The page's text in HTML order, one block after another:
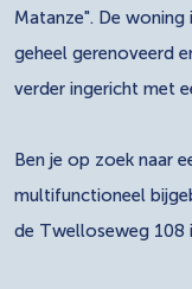
Matanze". De
geheel gerenoveerd
verder ingericht met
Ben je op zoek naar
multifunctioneel
de Twelloseweg 108